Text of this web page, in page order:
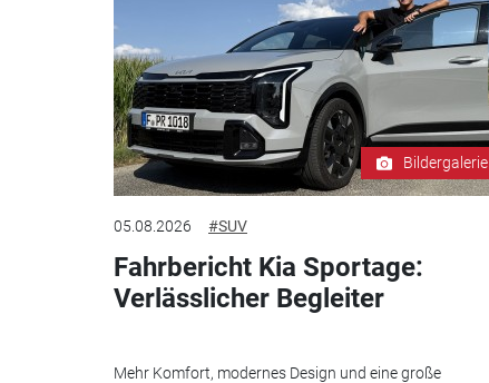
Bildergalerie
05.08.2026 #SUV
Fahrbericht Kia Sportage:
Verlässlicher Begleiter
Mehr Komfort, modernes Design und eine große